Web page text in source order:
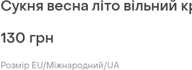
Сукня весна літо вільний
130 грн
Розмір EU/Міжнародний/UA